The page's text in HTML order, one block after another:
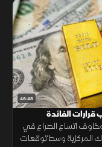
46:48
الفائدة
اتساع الصراع في
المركزية وسط توقعات